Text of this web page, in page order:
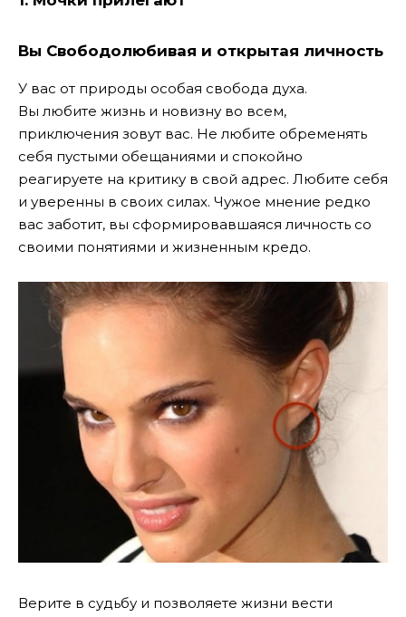
Вы Свободолюбивая и открытая личность
У вас от природы особая свобода духа.
Вы любите жизнь и новизну во всем,
приключения зовут вас. Не любите обременять
себя пустыми обещаниями и спокойно
реагируете на критику в свой адрес. Любите себя
и уверенны в своих силах. Чужое мнение редко
вас заботит, вы сформировавшаяся личность со
своими понятиями и жизненным кредо.
Верите в судьбу и позволяете жизни вести